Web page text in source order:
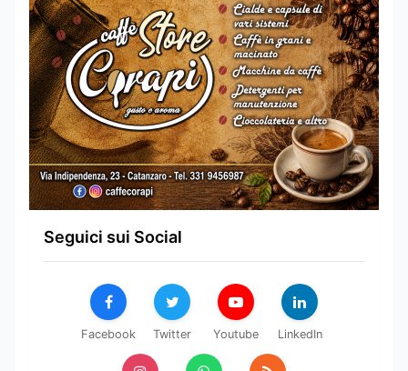
Seguici sui Social
Facebook Twitter Youtube LinkedIn